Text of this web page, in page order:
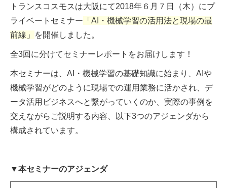
トランスコスモスは大阪にて2018年６月７日（木）にプ
ライベートセミナー 「AI・機械学習の活用法と現場の最
前線」
を開催しました。
全3回に分けてセミナーレポートをお届けします！
本セミナーは、AI・機械学習の基礎知識に始まり、AIや
機械学習がどのように現場での運用業務に活かされ、デ
ータ活用ビジネスへと繋がっていくのか、実際の事例を
交えながらご説明する内容、以下3つのアジェンダから
構成されています。
▼本セミナーのアジェンダ